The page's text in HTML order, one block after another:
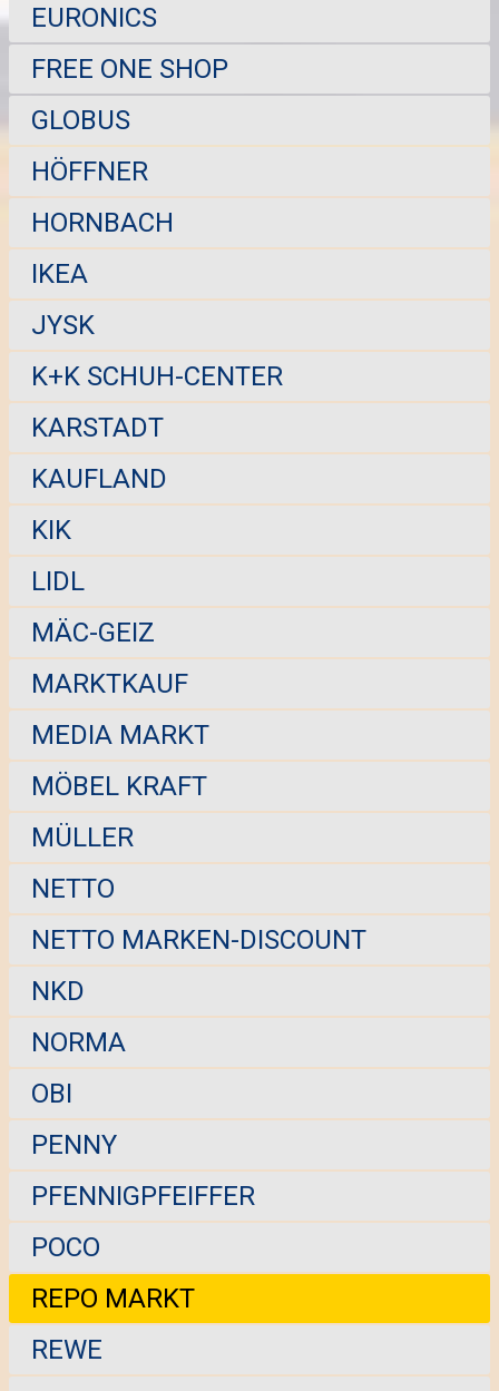
EURONICS
FREE ONE SHOP
GLOBUS
HÖFFNER
HORNBACH
IKEA
JYSK
K+K SCHUH-CENTER
KARSTADT
KAUFLAND
KIK
LIDL
MÄC-GEIZ
MARKTKAUF
MEDIA MARKT
MÖBEL KRAFT
MÜLLER
NETTO
NETTO MARKEN-DISCOUNT
NKD
NORMA
OBI
PENNY
PFENNIGPFEIFFER
POCO
REPO MARKT
REWE